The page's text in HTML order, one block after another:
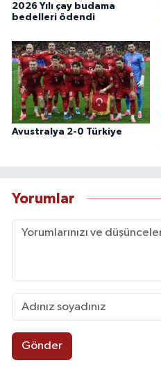
2026 Yılı çay budama
bedelleri ödendi
Avustralya 2-0 Türkiye
Yorumlar
Gönder